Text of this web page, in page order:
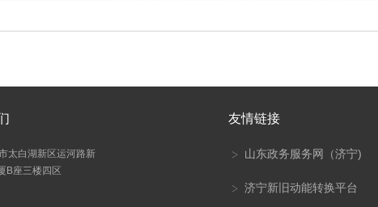
太白湖新区运河路新
B座三楼四区
友情链接
山东政务服务网（济宁)
济宁新旧动能转换平台